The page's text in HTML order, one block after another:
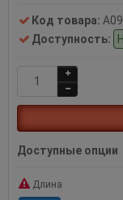
Код товара:
Доступность:
Доступные опции
Длина